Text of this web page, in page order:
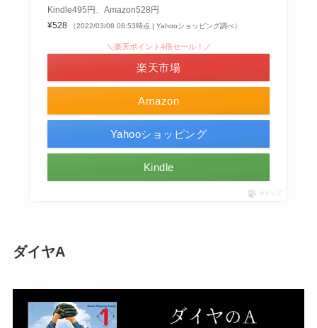
Kindle495円、Amazon528円
¥528
（2022/03/08 08:53時点 | Yahooショッピング調べ）
Amazon
＼楽天ポイント4倍セール！／
楽天市場
Yahooショッピング
Kindle
ポチップ
ダイヤA